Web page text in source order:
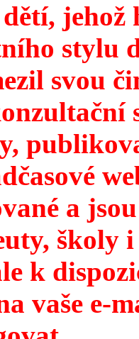
stylu
svou
a
školy
k
vaše e-